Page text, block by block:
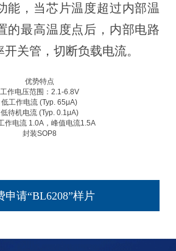
能，当芯片温度超过内部温
的最高温度点后，内部电路
关管，切断负载电流。
优势特点
工作电压范围：2.1-6.8V
低工作电流 (Typ. 65μA)
低待机电流 (Typ. 0.1μA)
作电流 1.0A，峰值电流1.5A
封装SOP8
申请“BL6208”样片